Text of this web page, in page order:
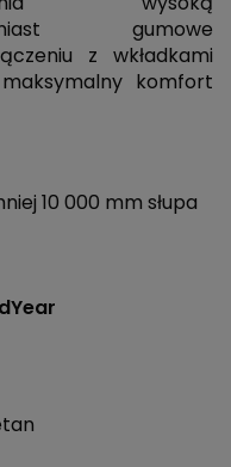
gumowe
z wkładkami
komfort
10 000 mm słupa